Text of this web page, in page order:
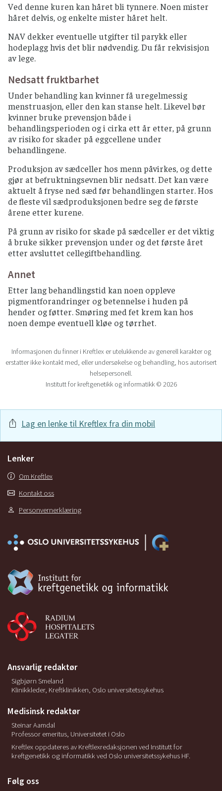
Ved denne kuren kan håret bli tynnere. Noen mister
håret delvis, og enkelte mister håret helt.
NAV dekker eventuelle utgifter til parykk eller
hodeplagg hvis det blir nødvendig. Du får rekvisisjon
av lege.
Nedsatt fruktbarhet
Under behandling kan kvinner få uregelmessig
menstruasjon, eller den kan stanse helt. Likevel bør
kvinner bruke prevensjon både i
behandlingsperioden og i cirka ett år etter, på grunn
av risiko for skader på eggcellene under
behandlingene.
Produksjon av sædceller hos menn påvirkes, og dette
gjør at befruktningsevnen blir nedsatt. Det kan være
aktuelt å fryse ned sæd før behandlingen starter. Hos
de fleste vil sædproduksjonen bedre seg de første
årene etter kurene.
På grunn av risiko for skade på sædceller er det viktig
å bruke sikker prevensjon under og det første året
etter avsluttet cellegiftbehandling.
Annet
Etter lang behandlingstid kan noen oppleve
pigmentforandringer og betennelse i huden på
hender og føtter. Smøring med fet krem kan hos
noen dempe eventuell kløe og tørrhet.
Informasjonen du finner i Kreftlex er utelukkende av generell karakter og
erstatter ikke kontakt med, eller undersøkelse og behandling, hos autorisert
helsepersonell.
Institutt for kreftgenetikk og informatikk © 2026
Lag en lenke til Kreftlex fra din mobil
Lenker
Om Kreftlex
Kontakt oss
Personvernerklæring
Ansvarlig redaktør
Sigbjørn Smeland
Klinikkleder, Kreftklinikken, Oslo universitetssykehus
Medisinsk redaktør
Steinar Aamdal
Professor emeritus, Universitetet i Oslo
Kreftlex oppdateres av Kreftlexredaksjonen ved Institutt for
kreftgenetikk og informatikk ved Oslo universitetssykehus HF.
Følg oss